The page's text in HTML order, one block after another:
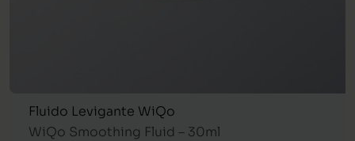
Fluido Levigante WiQo
WiQo Smoothing Fluid – 30ml